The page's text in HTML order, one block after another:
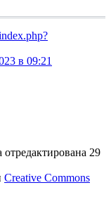
в 09:21
29
Creative Commons